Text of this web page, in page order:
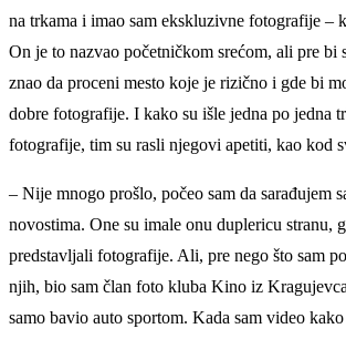
na trkama i imao sam ekskluzivne fotografije –
On je to nazvao početničkom srećom, ali pre bi
znao da proceni mesto koje je rizično i gde bi
dobre fotografije. I kako su išle jedna po jedna
fotografije, tim su rasli njegovi apetiti, kao kod
– Nije mnogo prošlo, počeo sam da sarađujem
novostima. One su imale onu duplericu stranu,
predstavljali fotografije. Ali, pre nego što sam
njih, bio sam član foto kluba Kino iz
samo bavio auto sportom. Kada sam video